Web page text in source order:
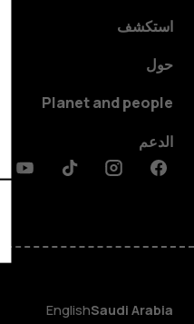
الأكسسوارات
HMD Terra M
HMD DUB
HMD Watch
للأعمال
استكشف
حول
Planet and people
الدعم
Facebook
Instagram
Tiktok
Saudi Arabia
English